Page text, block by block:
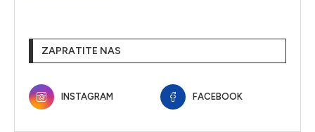
ZAPRATITE NAS
INSTAGRAM FACEBOOK